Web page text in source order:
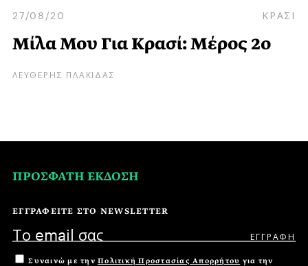
27/08/20 ΚΡΑΣΙ
Μίλα Μου Για Κρασί: Μέρος 2ο
ΛΕΥΘΕΡΗΣ ΠΛΑΚΙΔΑΣ
ΠΡΟΣΦΑΤΗ ΕΚΔΟΣΗ
ΕΓΓΡΑΦΕΙΤΕ ΣΤΟ NEWSLETTER
Συναινώ με την Πολιτική Προστασίας Απορρήτου για την